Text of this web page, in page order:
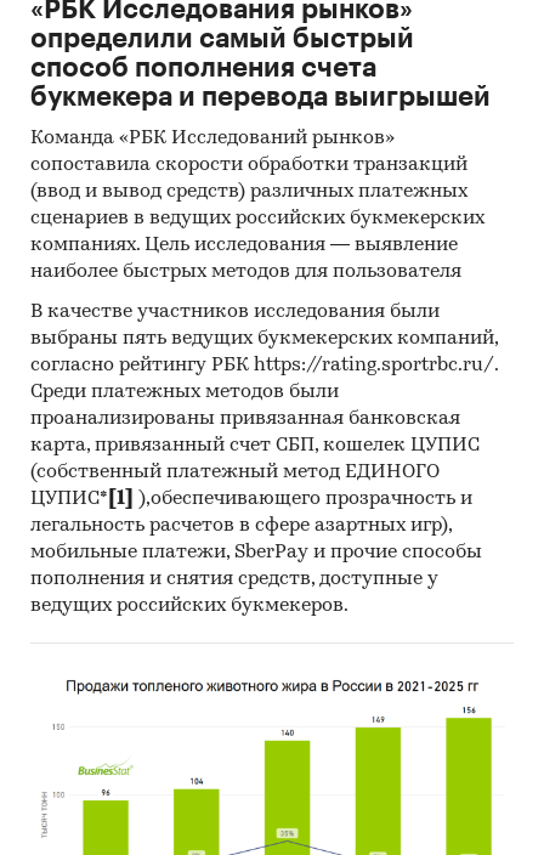
Архивы СМИ
Региональные и федеральные СМИ
Инсайдерские источники
Специализированные аналитические
порталы
Методы:
Кабинетное исследование. Поиск и анализ
информации из различных источников,
проведение расчетов. Статистика и
аналитика
Прогноз ГидМаркет. Современные
статистические методы прогнозирования с
поправкой на мнение экспертов.
Отчет отражает мнение авторов и не является
инвестиционной рекомендацией
Категории: Потребительские услуги
Бытовые услуги / Ремонтные работы
Промышленность / ... / Судостроение
Промышленные суда
«РБК Исследования рынков»
определили самый быстрый
способ пополнения счета
букмекера и перевода выигрышей
Команда «РБК Исследований рынков»
сопоставила скорости обработки транзакций
(ввод и вывод средств) различных платежных
сценариев в ведущих российских букмекерских
компаниях. Цель исследования — выявление
наиболее быстрых методов для пользователя
В качестве участников исследования были
выбраны пять ведущих букмекерских компаний,
согласно рейтингу РБК https://rating.sportrbc.ru/.
Среди платежных методов были
проанализированы привязанная банковская
карта, привязанный счет СБП, кошелек ЦУПИС
(собственный платежный метод ЕДИНОГО
ЦУПИС* [1]
),обеспечивающего прозрачность и
легальность расчетов в сфере азартных игр),
мобильные платежи, SberPay и прочие способы
пополнения и снятия средств, доступные у
ведущих российских букмекеров.